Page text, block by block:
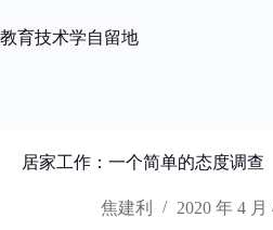
过
教育技术学自留地
居家工作：一个简单的态度调查
焦建利 2020 年 4 月